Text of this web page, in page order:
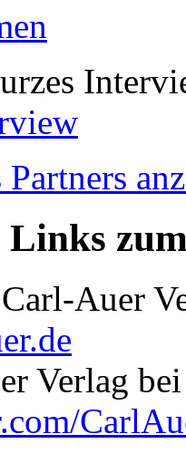
Links
Auer
Verlag